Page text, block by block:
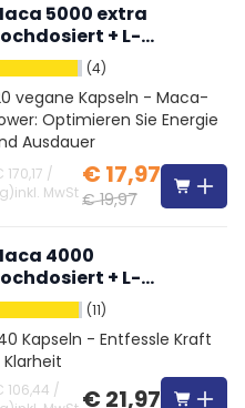
5000 extra
+ L-
+ OPC +
+ Zink
(4)
vegane Kapseln - Maca-
Optimieren Sie Energie
Ausdauer
170,17 /
)inkl. MwSt
€ 17,97
€ 19,97
4000
+ L-
+ Vitamine +
(11)
Kapseln - Entfessle Kraft
Klarheit
106,44 /
€ 21,97